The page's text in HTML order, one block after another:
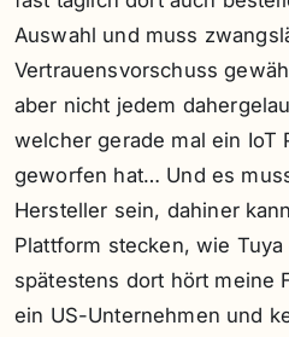
Auswahl und muss
Vertrauensvorschuss
aber nicht jedem
welcher gerade mal ein IoT
geworfen hat… Und es
Hersteller sein, dahiner
Plattform stecken, wie
spätestens dort hört meine
ein US-Unternehmen und